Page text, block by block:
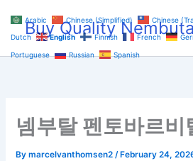
content
Buy Quality
넴부탈 펜토바르비
Bymarcelvanthomsen2/ February 24,
Arabic Chinese (Simplified) Chinese
Dutch
English Finnish French
Portuguese Russian Spanish